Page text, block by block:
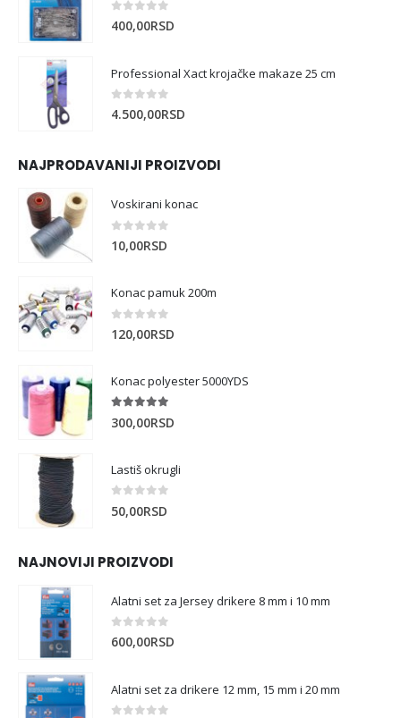
0 out of 5
400,00RSD
Professional Xact krojačke makaze 25 cm
0 out of 5
4.500,00RSD
NAJPRODAVANIJI PROIZVODI
Voskirani konac
0 out of 5
10,00RSD
Konac pamuk 200m
120,00RSD
Konac polyester 5000YDS
300,00RSD
Lastiš okrugli
50,00RSD
NAJNOVIJI PROIZVODI
Alatni set za Jersey drikere 8 mm i 10 mm
0 out of 5
600,00RSD
Alatni set za drikere 12 mm, 15 mm i 20 mm